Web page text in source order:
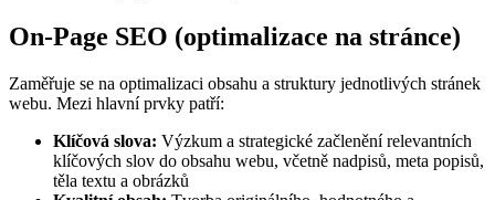
On-Page SEO (optimalizace na stránce)
Zaměřuje se na optimalizaci obsahu a struktury jednotlivých stránek
webu. Mezi hlavní prvky patří:
Klíčová slova: Výzkum a strategické začlenění relevantních
klíčových slov do obsahu webu, včetně nadpisů, meta popisů,
těla textu a obrázků